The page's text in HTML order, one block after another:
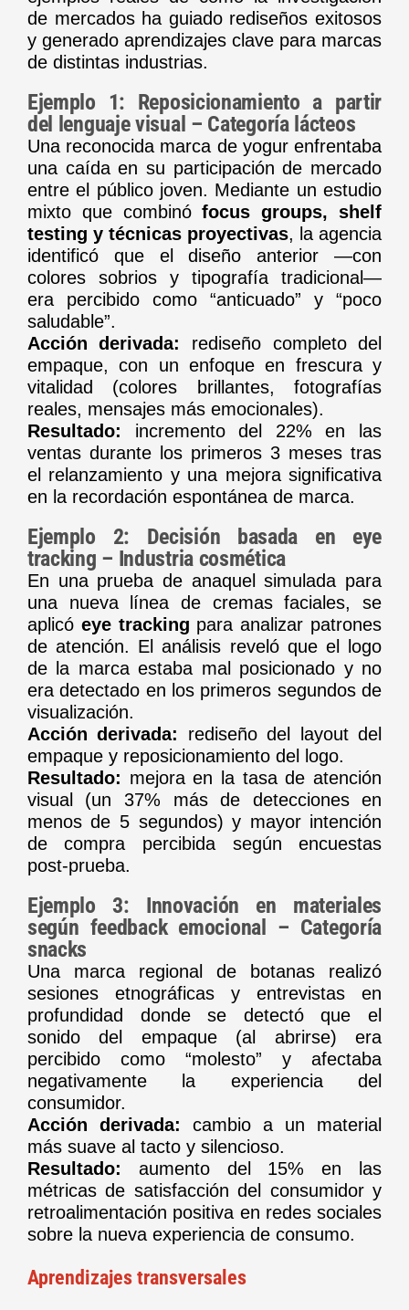
de mercados ha guiado rediseños exitosos
y generado aprendizajes clave para marcas
de distintas industrias.
Ejemplo 1: Reposicionamiento a partir
del lenguaje visual – Categoría lácteos
Una reconocida marca de yogur enfrentaba
una caída en su participación de mercado
entre el público joven. Mediante un estudio
mixto que combinófocus groups, shelf
testing y técnicas proyectivas, la agencia
identificó que el diseño anterior —con
colores sobrios y tipografía tradicional—
era percibido como “anticuado” y “poco
saludable”.
Acción derivada:
rediseño completo del
empaque, con un enfoque en frescura y
vitalidad (colores brillantes, fotografías
reales, mensajes más emocionales).
Resultado: incremento del 22% en las
ventas durante los primeros 3 meses tras
el relanzamiento y una mejora significativa
en la recordación espontánea de marca.
Ejemplo 2: Decisión basada en eye
tracking – Industria cosmética
En una prueba de anaquel simulada para
una nueva línea de cremas faciales, se
aplicó eye tracking para analizar patrones
de atención. El análisis reveló que el logo
de la marca estaba mal posicionado y no
era detectado en los primeros segundos de
visualización.
Acción derivada:
rediseño del layout del
empaque y reposicionamiento del logo.
Resultado: mejora en la tasa de atención
visual (un 37% más de detecciones en
menos de 5 segundos) y mayor intención
de compra percibida según encuestas
post-prueba.
Ejemplo 3: Innovación en materiales
según feedback emocional – Categoría
snacks
Una marca regional de botanas realizó
sesiones etnográficas y entrevistas en
profundidad donde se detectó que el
sonido del empaque (al abrirse) era
percibido como “molesto” y afectaba
negativamente la experiencia del
consumidor.
Acción derivada: cambio a un material
más suave al tacto y silencioso.
Resultado: aumento del 15% en las
métricas de satisfacción del consumidor y
retroalimentación positiva en redes sociales
sobre la nueva experiencia de consumo.
Aprendizajes transversales